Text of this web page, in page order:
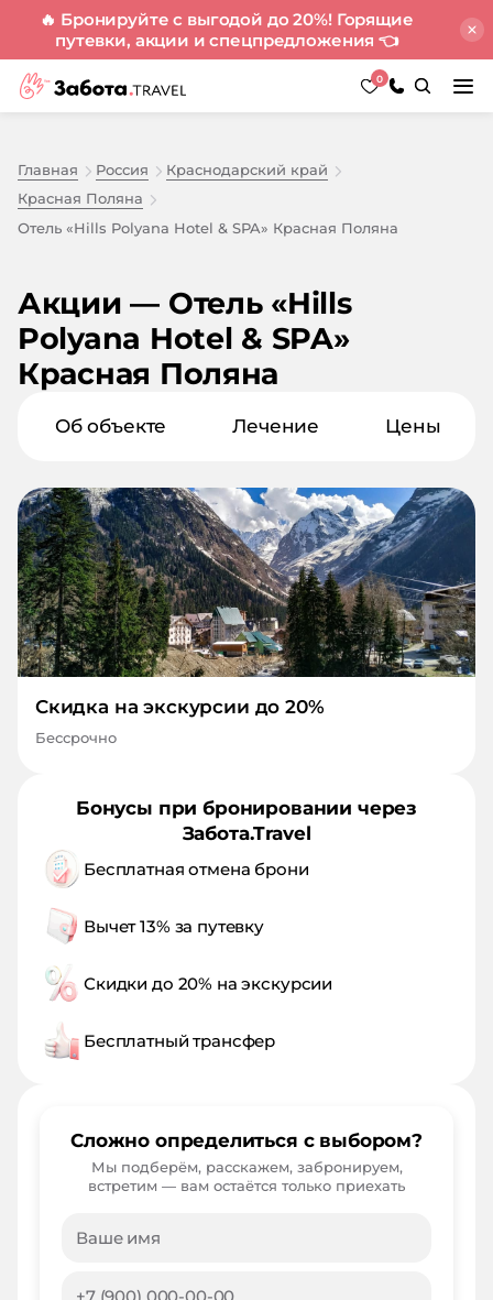
🔥 Бронируйте с выгодой до 20%! Горящие
путевки, акции и спецпредложения 👈
0
Главная Россия
Краснодарский край
Красная Поляна
Отель «Hills Polyana Hotel & SPA» Красная Поляна
Акции — Отель «Hills
Polyana Hotel & SPA»
Красная Поляна
Об объекте Лечение Цены
Скидка на экскурсии до 20%
Бессрочно
Бонусы при бронировании через
Забота.Travel
Бесплатная отмена брони
Вычет 13% за путевку
Скидки до 20% на экскурсии
Бесплатный трансфер
Сложно определиться с выбором?
Мы подберём, расскажем, забронируем,
встретим — вам остаётся только приехать